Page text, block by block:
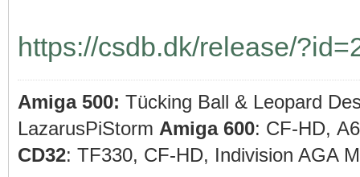
https://csdb.dk/release/
Amiga 500: Tücking Ball & Leopard
LazarusPiStorm Amiga 600: CF-HD,
CD32: TF330, CF-HD, Indivision AGA